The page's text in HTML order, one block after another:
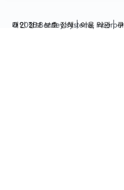
© 2026 Bentley systems,
개인 정보 보호 정책|이용 약관|